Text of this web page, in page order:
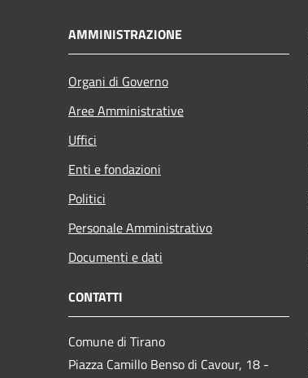
AMMINISTRAZIONE
Organi di Governo
Aree Amministrative
Uffici
Enti e fondazioni
Politici
Personale Amministrativo
Documenti e dati
CONTATTI
Comune di Tirano
Piazza Camillo Benso di Cavour, 18 -